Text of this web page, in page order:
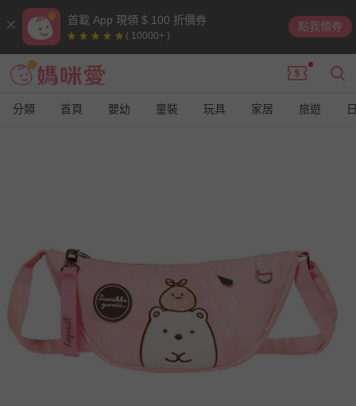
首載 App 現領 $ 100 折價券
( 10000+ )
點我領券
分類 首頁 嬰幼 童裝 玩具 家居 旅遊